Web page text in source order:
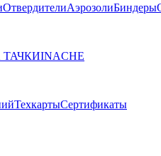
ОтвердителиАэрозолиБиндеры
ТАЧКИINACHE
ТехкартыСертификаты